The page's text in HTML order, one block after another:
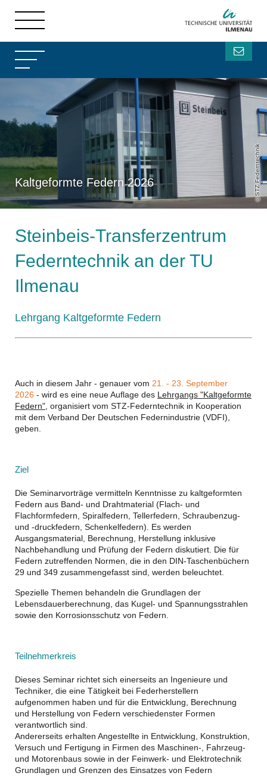
Kaltgeformte Federn 2026 STZ Federntechnik
Steinbeis-Transferzentrum
Federntechnik an der TU
Ilmenau
Lehrgang Kaltgeformte Federn
Auch in diesem Jahr - genauer vom 21. - 23. September
2026 - wird es eine neue Auflage des Lehrgangs "Kaltgeformte
Federn" , organisiert vom STZ-Federntechnik in Kooperation
mit dem Verband Der Deutschen Federnindustrie (VDFI),
geben.
Ziel
Die Seminarvorträge vermitteln Kenntnisse zu kaltgeformten
Federn aus Band- und Drahtmaterial (Flach- und
Flachformfedern, Spiralfedern, Tellerfedern, Schraubenzug-
und -druckfedern, Schenkelfedern). Es werden
Ausgangsmaterial, Berechnung, Herstellung inklusive
Nachbehandlung und Prüfung der Federn diskutiert. Die für
Federn zutreffenden Normen, die in den DIN-Taschenbüchern
29 und 349 zusammengefasst sind, werden beleuchtet.
Spezielle Themen behandeln die Grundlagen der
Lebensdauerberechnung, das Kugel- und Spannungsstrahlen
sowie den Korrosionsschutz von Federn.
Teilnehmerkreis
Dieses Seminar richtet sich einerseits an Ingenieure und
Techniker, die eine Tätigkeit bei Federherstellern
aufgenommen haben und für die Entwicklung, Berechnung
und Herstellung von Federn verschiedenster Formen
verantwortlich sind.
Andererseits erhalten Angestellte in Entwicklung, Konstruktion,
Versuch und Fertigung in Firmen des Maschinen-, Fahrzeug-
und Motorenbaus sowie in der Feinwerk- und Elektrotechnik
Grundlagen und Grenzen des Einsatzes von Federn